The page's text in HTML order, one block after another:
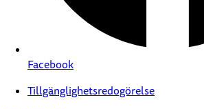
Facebook
Tillgänglighetsredogörelse